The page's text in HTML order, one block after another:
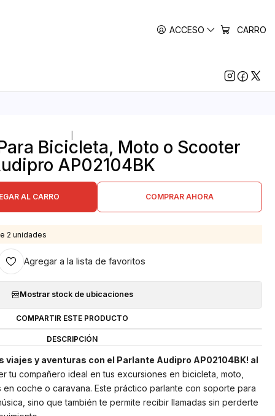
ACCESO CARRO
Bicicleta, Moto o Scooter
AP02104BK
AL CARRO COMPRAR AHORA
2 unidades
Agregar a la lista de favoritos
Mostrar stock de ubicaciones
COMPARTIR ESTE PRODUCTO
DESCRIPCIÓN
viajes y aventuras con el Parlante Audipro AP02104BK! al
tu compañero ideal en tus excursiones en bicicleta, moto,
coche o caravana. Este práctico parlante con soporte para
sino que también te permite recibir llamadas sin perderte